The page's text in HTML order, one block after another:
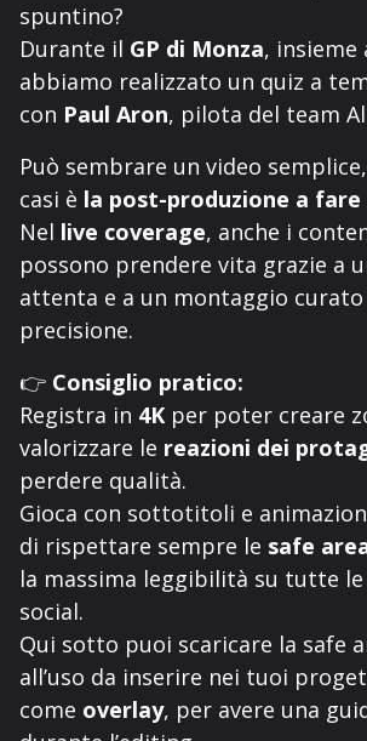
spuntino?
Durante il GP di Monza, insieme
abbiamo realizzato un quiz a
con Paul Aron, pilota del team
Può sembrare un video
casi è la post-produzione a
Nel live coverage, anche i
possono prendere vita grazie a
attenta e a un montaggio curato
precisione.
👉 Consiglio pratico:
Registra in 4K per poter creare
valorizzare le reazioni dei
perdere qualità.
Gioca con sottotitoli e
di rispettare sempre le safe
la massima leggibilità su tutte
social.
Qui sotto puoi scaricare la safe
all’uso da inserire nei tuoi
come overlay, per avere una